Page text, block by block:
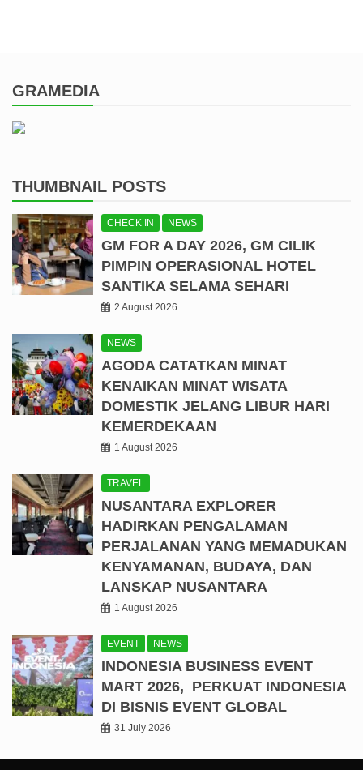
GRAMEDIA
THUMBNAIL POSTS
CHECK IN NEWS
GM FOR A DAY 2026, GM CILIK
PIMPIN OPERASIONAL HOTEL
SANTIKA SELAMA SEHARI
2 August 2026
NEWS
AGODA CATATKAN MINAT
KENAIKAN MINAT WISATA
DOMESTIK JELANG LIBUR HARI
KEMERDEKAAN
1 August 2026
TRAVEL
NUSANTARA EXPLORER
HADIRKAN PENGALAMAN
PERJALANAN YANG MEMADUKAN
KENYAMANAN, BUDAYA, DAN
LANSKAP NUSANTARA
1 August 2026
EVENT NEWS
INDONESIA BUSINESS EVENT
MART 2026, PERKUAT INDONESIA
DI BISNIS EVENT GLOBAL
31 July 2026